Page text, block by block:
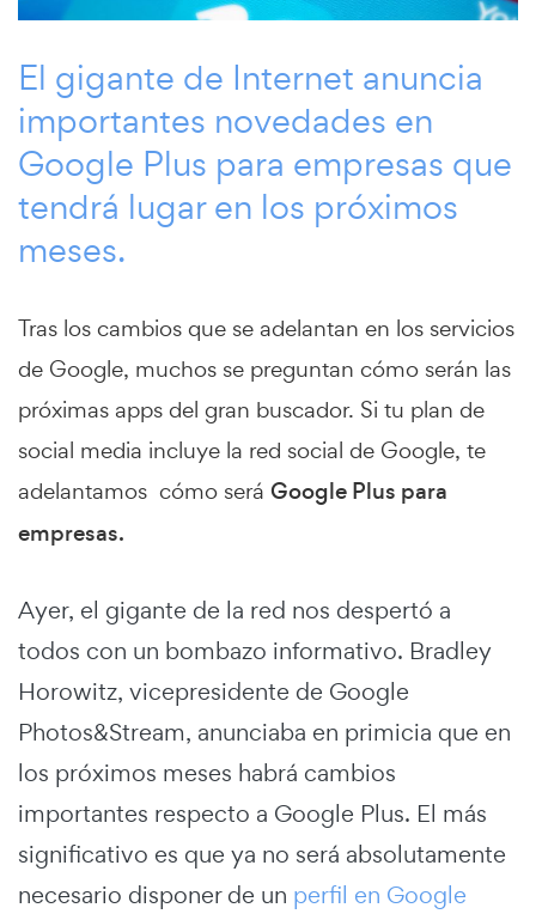
El gigante de Internet anuncia
importantes novedades en
Google Plus para empresas que
tendrá lugar en los próximos
meses.
Tras los cambios que se adelantan en los servicios
de Google, muchos se preguntan cómo serán las
próximas apps del gran buscador. Si tu plan de
social media incluye la red social de Google, te
adelantamos cómo será Google Plus para
empresas.
Ayer, el gigante de la red nos despertó a
todos con un bombazo informativo. Bradley
Horowitz, vicepresidente de Google
Photos&Stream, anunciaba en primicia que en
los próximos meses habrá cambios
importantes respecto a Google Plus. El más
significativo es que ya no será absolutamente
necesario disponer de un perfil en Google